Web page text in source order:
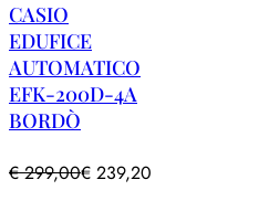
CASIO
EDUFICE
AUTOMATICO
EFK-200D-4A
BORDÒ
€299,00€ 239,20